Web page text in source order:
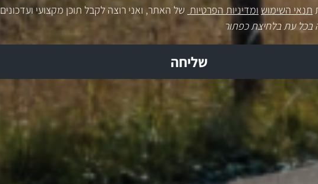
תנאי השימוש ומדיניות הפרטיות של האתר, ואני רוצה לקבל תוכן מקצועי ועדכונים
בכל עת בלחיצת כפתור
שליחה